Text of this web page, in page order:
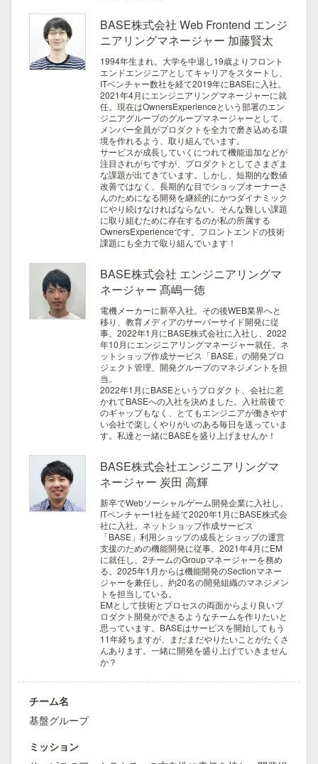
BASE株式会社 Web Frontend エンジ
ニアリングマネージャー 加藤賢太
1994年生まれ。大学を中退し19歳よりフロント
エンドエンジニアとしてキャリアをスタートし、
ITベンチャー数社を経て2019年にBASEに入社。
2021年4月にエンジニアリングマネージャーに就
任。現在はOwnersExperienceという部署のエン
ジニアグループのグループマネージャーとして、
メンバー全員がプロダクトを全力で磨き込める環
境を作れるよう、取り組んでいます。
サービスが成長していくにつれて機能追加などが
注目されがちですが、プロダクトとしてさまざま
な課題が出てきています。しかし、短期的な数値
改善ではなく、長期的な目でショップオーナーさ
んのためになる開発を継続的にかつダイナミック
にやり続けなければならない。そんな難しい課題
に取り組むために存在するのが私の所属する
OwnersExperienceです。フロントエンドの技術
課題にも全力で取り組んでいます！
BASE株式会社 エンジニアリングマ
ネージャー 髙嶋一徳
電機メーカーに新卒入社。その後WEB業界へと
移り、教育メディアのサーバーサイド開発に従
事。2022年1月にBASE株式会社に入社し、2022
年10月にエンジニアリングマネージャー就任。ネ
ットショップ作成サービス「BASE」の開発プロ
ジェクト管理、開発グループのマネジメントを担
当。
2022年1月にBASEというプロダクト、会社に惹
かれてBASEへの入社を決めました。入社前後で
のギャップもなく、とてもエンジニアが働きやす
い会社で楽しくやりがいのある毎日を送っていま
す。私達と一緒にBASEを盛り上げませんか！
BASE株式会社エンジニアリングマ
ネージャー 炭田 高輝
新卒でWebソーシャルゲーム開発企業に入社し、
ITベンチャー1社を経て2020年1月にBASE株式会
社に入社。ネットショップ作成サービス
「BASE」利用ショップの成長とショップの運営
支援のための機能開発に従事。2021年4月にEM
に就任し、2チームのGroupマネージャーを務め
る。2025年1月からは機能開発のSectionマネー
ジャーを兼任し、約20名の開発組織のマネジメン
トを担当している。
EMとして技術とプロセスの両面からより良いプ
ロダクト開発ができるようなチームを作りたいと
思っています。BASEはサービスを開始してもう
11年経ちますが、まだまだやりたいことがたくさ
んあります。一緒に開発を盛り上げていきません
か？
チーム名
基盤グループ
ミッション